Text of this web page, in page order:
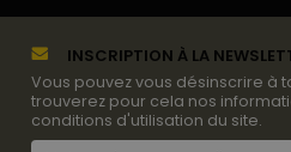
INSCRIPTION À LA
Vous pouvez vous désinscrire à
trouverez pour cela nos
conditions d'utilisation du site.